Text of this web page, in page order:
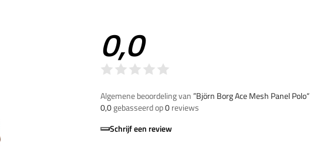
0,0
Algemene beoordeling van”Björn Borg Ace Mesh Panel Polo“
0,0gebasseerd op0reviews
Schrijf een review